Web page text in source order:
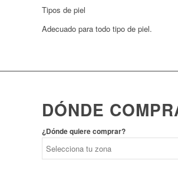
Tipos de piel
Adecuado para todo tipo de piel.
DÓNDE
¿Dónde quiere comprar?